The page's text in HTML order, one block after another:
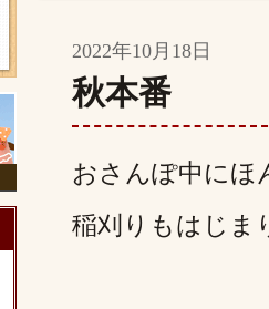
2022年10月18日
秋本番
おさんぽ中にほ
稲刈りもはじま